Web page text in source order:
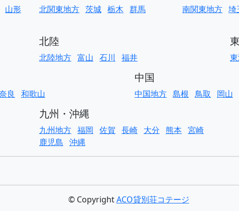
山形
北関東地方 茨城 栃木 群馬 南関東地方 埼
北陸
北陸地方 富山 石川 福井
良 和歌山
中国
中国地方 島根 鳥取 岡山
九州・沖縄
九州地方 福岡 佐賀 長崎 大分 熊本 宮崎
鹿児島 沖縄
© CopyrightACO貸別荘コテージ